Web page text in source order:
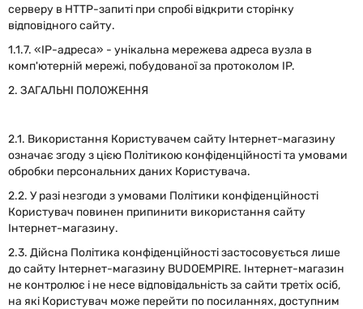
серверу в HTTP-запиті при спробі відкрити сторінку
відповідного сайту.
1.1.7. «IP-адреса» - унікальна мережева адреса вузла в
комп'ютерній мережі, побудованої за протоколом IP.
2. ЗАГАЛЬНІ ПОЛОЖЕННЯ
2.1. Використання Користувачем сайту Інтернет-магазину
означає згоду з цією Політикою конфіденційності та умовами
обробки персональних даних Користувача.
2.2. У разі незгоди з умовами Політики конфіденційності
Користувач повинен припинити використання сайту
Інтернет-магазину.
2.3. Дійсна Політика конфіденційності застосовується лише
до сайту Інтернет-магазину BUDOEMPIRE. Інтернет-магазин
не контролює і не несе відповідальність за сайти третіх осіб,
на які Користувач може перейти по посиланнях, доступним